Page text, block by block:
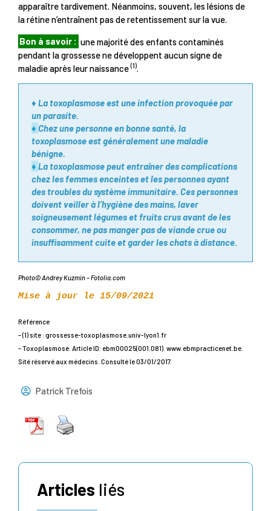
apparaître tardivement. Néanmoins, souvent, les lésions de
la rétine n’entraînent pas de retentissement sur la vue.
Bon à savoir : une majorité des enfants contaminés
pendant la grossesse ne développent aucun signe de
maladie après leur naissance(1).
♦ La toxoplasmose est une infection provoquée par
un parasite.
♦ Chez une personne en bonne santé, la
toxoplasmose est généralement une maladie
bénigne.
♦ La toxoplasmose peut entraîner des complications
chez les femmes enceintes et les personnes ayant
des troubles du système immunitaire. Ces personnes
doivent veiller à l’hygiène des mains, laver
soigneusement légumes et fruits crus avant de les
consommer, ne pas manger pas de viande crue ou
insuffisamment cuite et garder les chats à distance.
Photo© Andrey Kuzmin – Fotolia.com
Mise à jour le 15/09/2021
Référence
– (1) site : grossesse-toxoplasmose.univ-lyon1.fr
– Toxoplasmose. Article ID: ebm00025(001.081). www.ebmpracticenet.be.
Sité réservé aux médecins. Consulté le 03/01/2017.
Patrick Trefois
Articles liés